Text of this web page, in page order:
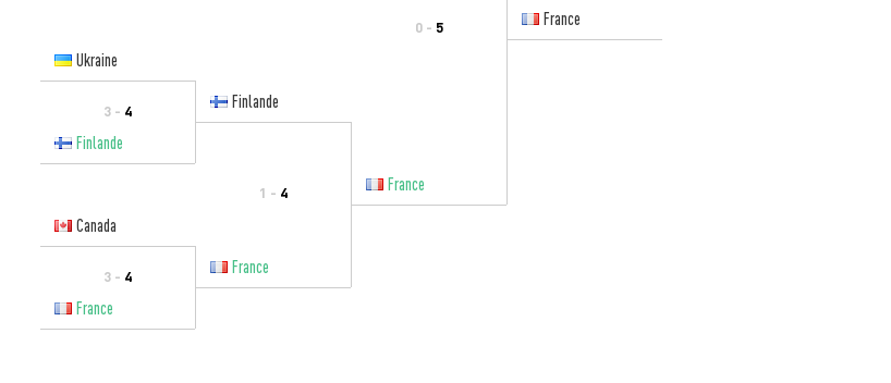
0 - 5
France
Ukraine
3 - 4
Finlande
Finlande
1 - 4
France
Canada
3 - 4
France
France